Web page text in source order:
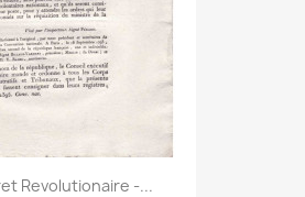
Revolutionaire -...